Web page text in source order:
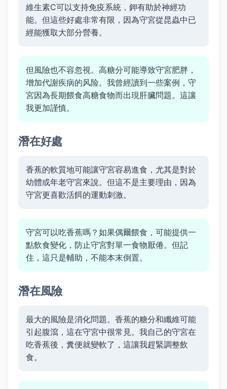
維生素C可以支持免疫系統，鉀有助於神經功
能。但這些好處非常有限，因為守宮從昆蟲中已
經能獲取大部分營養。
但風險也不容忽視。高糖分可能導致守宮肥胖，
增加代謝疾病的风险。我曾經讀到一些案例，守
宮因為長期餵食高糖食物而出現肝臟問題。這讓
我更加謹慎。
潛在好處
香蕉的軟質地可能讓守宮容易進食，尤其是對於
幼體或年老守宮來說。但這不是主要理由，因為
守宮更喜歡活餌的運動刺激。
守宮可以吃香蕉嗎？如果偶爾餵食，可能提供一
點飲食變化，防止守宮對單一食物厭倦。但記
住，這只是輔助，不能本末倒置。
潛在風險
最大的風險是消化問題。香蕉的糖分和纖維可能
引起腹瀉，這在守宮中很常見。我自己的守宮在
吃香蕉後，糞便就變軟了，這讓我趕緊調整飲
食。